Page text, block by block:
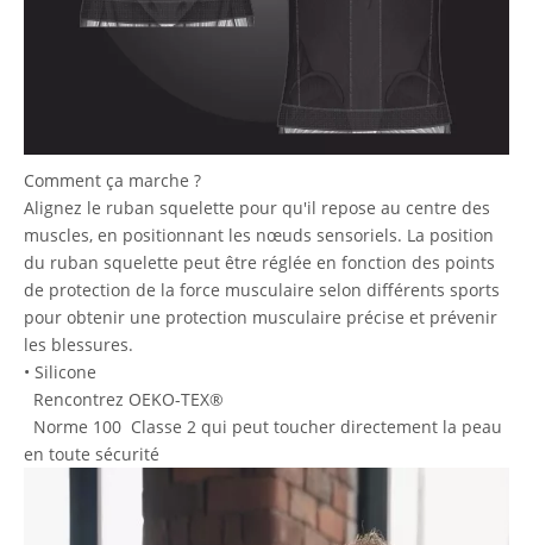
Comment ça marche ?
Alignez le ruban squelette pour qu'il repose au centre des
muscles, en positionnant les nœuds sensoriels. La position
du ruban squelette peut être réglée en fonction des points
de protection de la force musculaire selon différents sports
pour obtenir une protection musculaire précise et prévenir
les blessures.
• Silicone
Rencontrez OEKO-TEX®
Norme 100 Classe 2 qui peut toucher directement la peau
en toute sécurité